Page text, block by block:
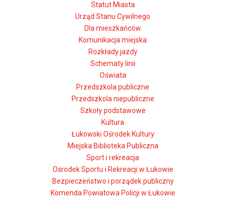
Statut Miasta
Urząd Stanu Cywilnego
Dla mieszkańców
Komunikacja miejska
Rozkłady jazdy
Schematy linii
Oświata
Przedszkola publiczne
Przedszkola niepubliczne
Szkoły podstawowe
Kultura
Łukowski Ośrodek Kultury
Miejska Biblioteka Publiczna
Sport i rekreacja
Ośrodek Sportu i Rekreacji w Łukowie
Bezpieczeństwo i porządek publiczny
Komenda Powiatowa Policji w Łukowie